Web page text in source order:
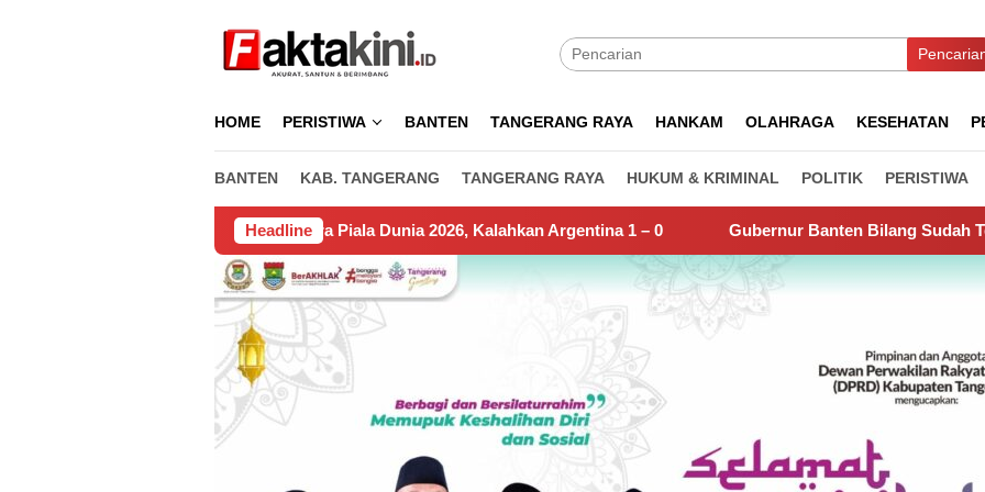
HOME PERISTIWA BANTEN TANGERANG RAYA HANKAM OLAHRAGA KESEHATAN
BANTEN KAB. TANGERANG TANGERANG RAYA HUKUM & KRIMINAL POLITIK PERISTIWA
Headline
Spanyol Juara Piala Dunia 2026, Kalahkan Argentina 1 – 0 Gubernur Banten Bilang Sudah Temukan Biang Kerok